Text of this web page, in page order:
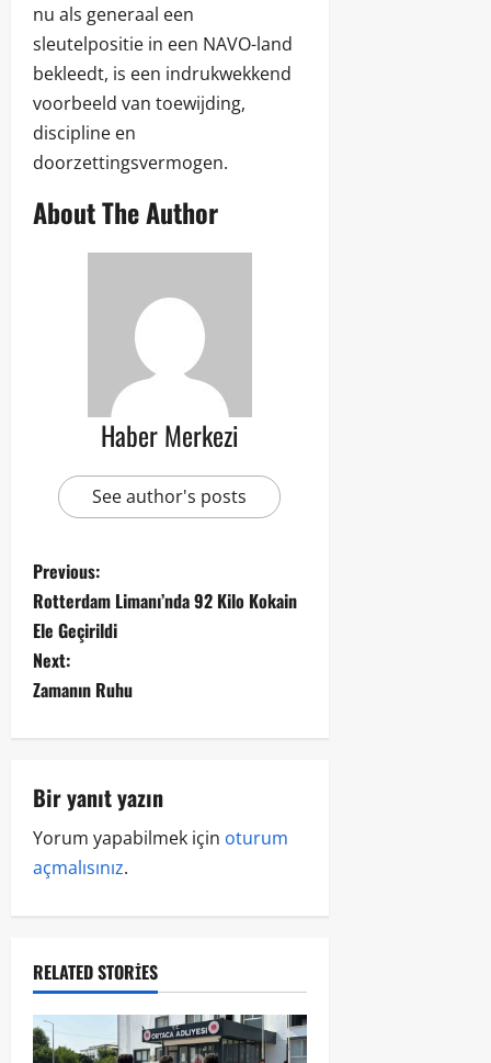
nu als generaal een
sleutelpositie in een NAVO-land
bekleedt, is een indrukwekkend
voorbeeld van toewijding,
discipline en
doorzettingsvermogen.
About The Author
Haber Merkezi
See author's posts
Previous:
Rotterdam Limanı’nda 92 Kilo Kokain
Ele Geçirildi
Next:
Zamanın Ruhu
Bir yanıt yazın
Yorum yapabilmek için oturum
açmalısınız.
RELATED STORIES